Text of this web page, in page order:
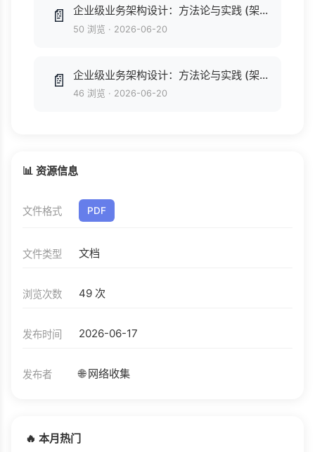
📄 企业级业务架构设计：方法论与实践 (架构师书库) (付晓岩) .mobi
50 浏览 · 2026-06-20
📄 企业级业务架构设计：方法论与实践 (架构师书库) (付晓岩).pdf
46 浏览 · 2026-06-20
📊 资源信息
文件格式 PDF
文件类型 文档
浏览次数 49 次
发布时间 2026-06-17
发布者 🌐 网络收集
🔥 本月热门